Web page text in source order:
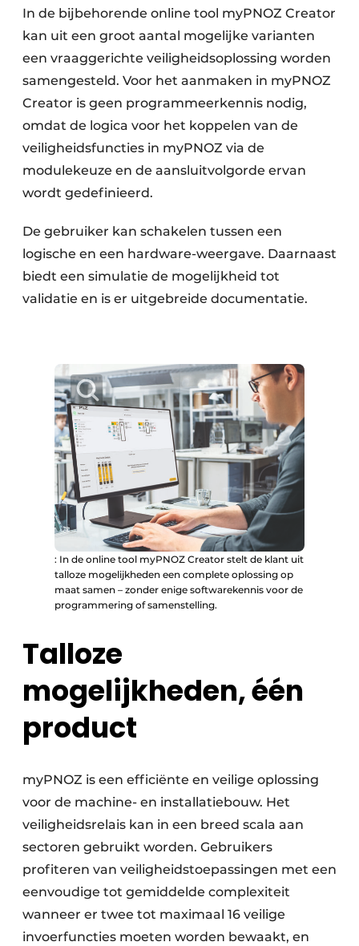
In de bijbehorende online tool myPNOZ Creator
kan uit een groot aantal mogelijke varianten
een vraaggerichte veiligheidsoplossing worden
samengesteld. Voor het aanmaken in myPNOZ
Creator is geen programmeerkennis nodig,
omdat de logica voor het koppelen van de
veiligheidsfuncties in myPNOZ via de
modulekeuze en de aansluitvolgorde ervan
wordt gedefinieerd.
De gebruiker kan schakelen tussen een
logische en een hardware-weergave. Daarnaast
biedt een simulatie de mogelijkheid tot
validatie en is er uitgebreide documentatie.
: In de online tool myPNOZ Creator stelt de klant uit
talloze mogelijkheden een complete oplossing op
maat samen – zonder enige softwarekennis voor de
programmering of samenstelling.
Talloze
mogelijkheden, één
product
myPNOZ is een efficiënte en veilige oplossing
voor de machine- en installatiebouw. Het
veiligheidsrelais kan in een breed scala aan
sectoren gebruikt worden. Gebruikers
profiteren van veiligheidstoepassingen met een
eenvoudige tot gemiddelde complexiteit
wanneer er twee tot maximaal 16 veilige
invoerfuncties moeten worden bewaakt, en